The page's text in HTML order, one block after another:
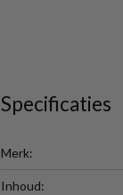
Specificaties
Merk:
Inhoud: